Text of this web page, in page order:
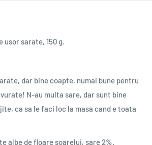
usor sarate, 150 g.
dar bine coapte, numai bune pentru
N-au multa sare, dar sunt bine
ca sa le faci loc la masa cand e toata
albe de floare soarelui, sare 2%.